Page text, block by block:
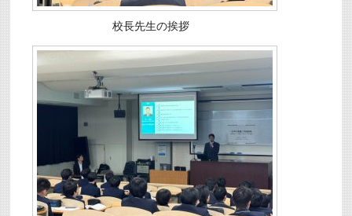
校長先生の挨拶